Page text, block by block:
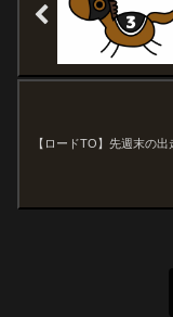
【ロードTO】先週末の出